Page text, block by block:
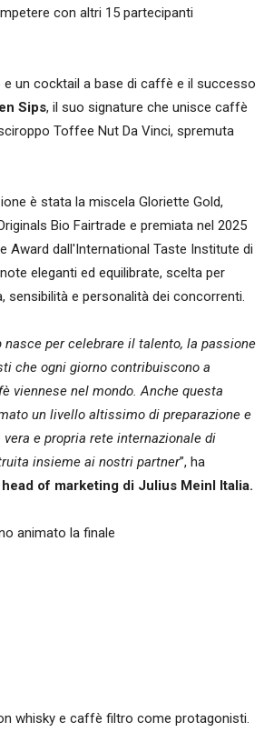
con altri 15 partecipanti
un cocktail a base di caffè e il successo
Sips, il suo signature che unisce caffè
Toffee Nut Da Vinci, spremuta
è stata la miscela Gloriette Gold,
Bio Fairtrade e premiata nel 2025
Award dall'International Taste Institute di
eleganti ed equilibrate, scelta per
sensibilità e personalità dei concorrenti.
per celebrare il talento, la passione
che ogni giorno contribuiscono a
viennese nel mondo. Anche questa
un livello altissimo di preparazione e
e propria rete internazionale di
insieme ai nostri partner”, ha
head of marketing di Julius Meinl Italia.
animato la finale
whisky e caffè filtro come protagonisti.